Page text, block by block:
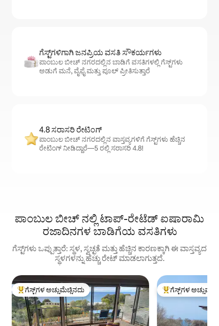
ಗೆಸ್ಟ್‌ಗಳಿಗಾಗಿ ಜನಪ್ರಿಯ ವಸತಿ ಸೌಕರ್ಯಗಳು
ಪಾಂಬುಲ ಬೀಚ್ ನಗರದಲ್ಲಿನ ಬಾಡಿಗೆ ವಸತಿಗಳಲ್ಲಿ ಗೆಸ್ಟ್‌ಗಳು
ಅಡುಗೆ ಮನೆ, ವೈಫೈ ಮತ್ತು ಪೂಲ್ ಪ್ರೀತಿಸುತ್ತಾರೆ
4.8 ಸರಾಸರಿ ರೇಟಿಂಗ್
ಪಾಂಬುಲ ಬೀಚ್ ನಗರದಲ್ಲಿನ ವಾಸ್ತವ್ಯಗಳಿಗೆ ಗೆಸ್ಟ್‌ಗಳು ಹೆಚ್ಚಿನ
ರೇಟಿಂಗ್ ನೀಡಿದ್ದಾರೆ—5 ರಲ್ಲಿ ಸರಾಸರಿ 4.8!
ಪಾಂಬುಲ ಬೀಚ್ ನಲ್ಲಿ ಟಾಪ್-ರೇಟೆಡ್ ಐಷಾರಾಮಿ
ರಜಾದಿನಗಳ ಬಾಡಿಗೆಯ ವಸತಿಗಳು
ಗೆಸ್ಟ್‌ಗಳು ಒಪ್ಪುತ್ತಾರೆ: ಸ್ಥಳ, ಸ್ವಚ್ಛತೆ ಮತ್ತು ಹೆಚ್ಚಿನ ಕಾರಣಕ್ಕಾಗಿ ಈ ವಾಸ್ತವ್ಯದ
ಸ್ಥಳಗಳನ್ನು ಹೆಚ್ಚು ರೇಟ್ ಮಾಡಲಾಗುತ್ತದೆ.
ಗೆಸ್ಟ್‌ಗಳಿಗೆ ಅತಿ ಹೆಚ್ಚು ಅಚ್ಚುಮೆಚ್ಚಿನದು
ಗೆಸ್ಟ್‌ಗಳ ಅಚ್ಚುಮೆಚ್ಚಿನದು ಗೆಸ್ಟ್‌ಗಳಿಗೆ ಅತಿ ಹೆಚ್ಚು
ಗೆಸ್ಟ್‌ಗಳ